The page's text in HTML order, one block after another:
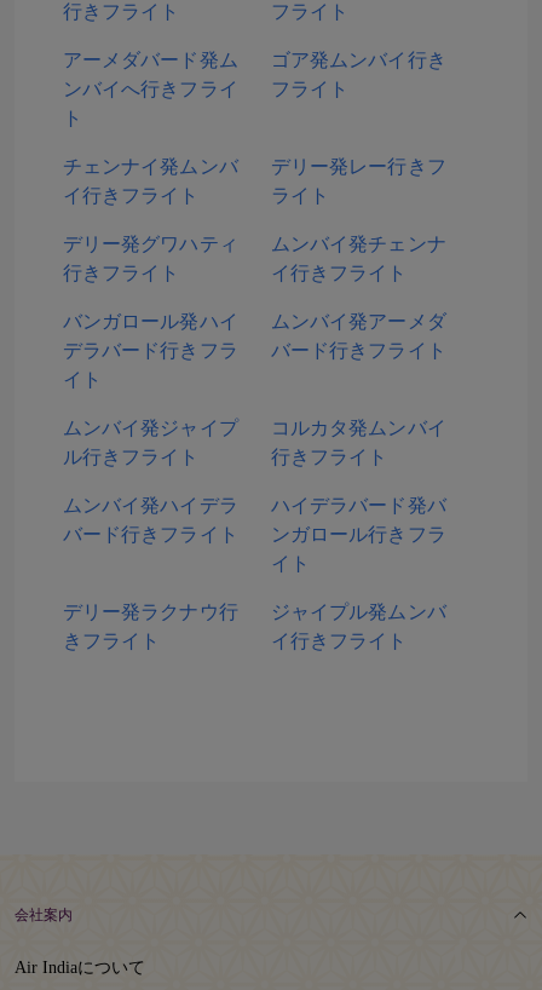
行きフライト
フライト
アーメダバード発ム
ンバイへ行きフライ
ト
ゴア発ムンバイ行き
フライト
チェンナイ発ムンバ
イ行きフライト
デリー発レー行きフ
ライト
デリー発グワハティ
行きフライト
ムンバイ発チェンナ
イ行きフライト
バンガロール発ハイ
デラバード行きフラ
イト
ムンバイ発アーメダ
バード行きフライト
ムンバイ発ジャイプ
ル行きフライト
コルカタ発ムンバイ
行きフライト
ムンバイ発ハイデラ
バード行きフライト
ハイデラバード発バ
ンガロール行きフラ
イト
デリー発ラクナウ行
きフライト
ジャイプル発ムンバ
イ行きフライト
会社案内
Air Indiaについて